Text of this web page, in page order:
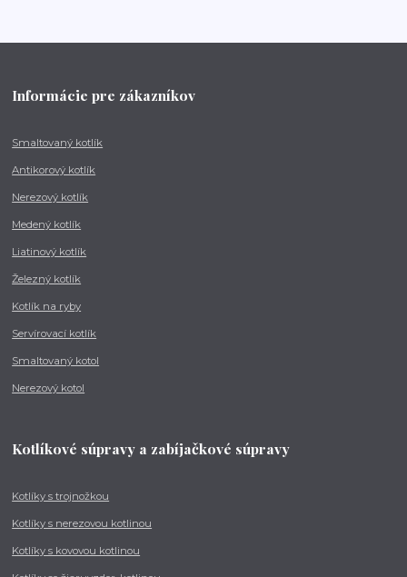
Informácie pre zákazníkov
Smaltovaný kotlík
Antikorový kotlík
Nerezový kotlík
Medený kotlík
Liatinový kotlík
Železný kotlík
Kotlík na ryby
Servírovací kotlík
Smaltovaný kotol
Nerezový kotol
Kotlíkové súpravy a zabíjačkové súpravy
Kotlíky s trojnožkou
Kotlíky s nerezovou kotlinou
Kotlíky s kovovou kotlinou